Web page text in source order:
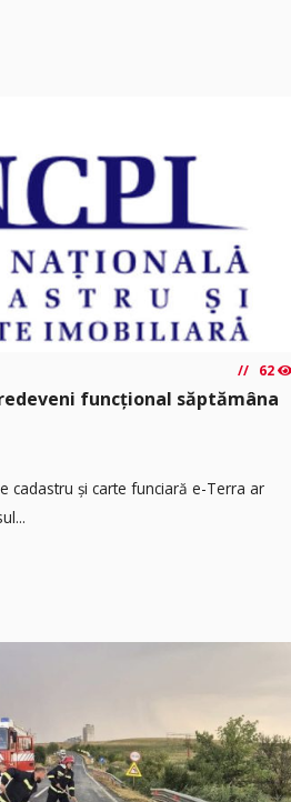
62
funcțional săptămâna
cadastru și carte funciară e-Terra ar